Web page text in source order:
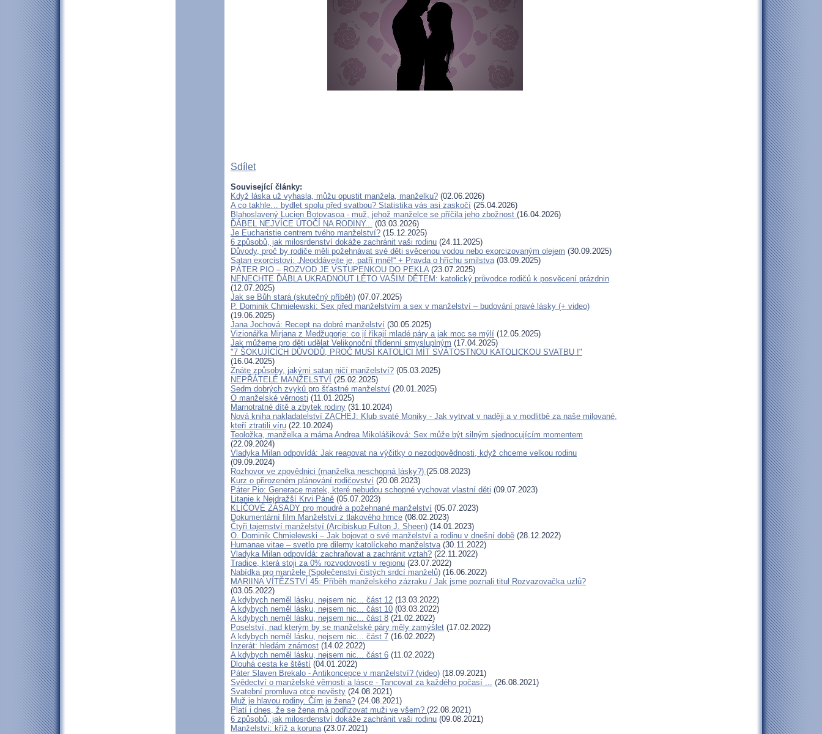
Sdílet
Související články:
Když láska už vyhasla, můžu opustit manžela, manželku? (02.06.2026)
A co takhle… bydlet spolu před svatbou? Statistika vás asi zaskočí (25.04.2026)
Blahoslavený Lucien Botovasoa - muž, jehož manželce se příčila jeho zbožnost (16.04.2026)
ĎÁBEL NEJVÍCE ÚTOČÍ NA RODINY... (03.03.2026)
Je Eucharistie centrem tvého manželství? (15.12.2025)
6 způsobů, jak milosrdenství dokáže zachránit vaši rodinu (24.11.2025)
Důvody, proč by rodiče měli požehnávat své děti svěcenou vodou nebo exorcizovaným olejem (30.09.2025)
Satan exorcistovi: „Neoddávejte je, patří mně!“ + Pravda o hříchu smilstva(03.09.2025)
PÁTER PIO – ROZVOD JE VSTUPENKOU DO PEKLA(23.07.2025)
NENECHTE ĎÁBLA UKRADNOUT LÉTO VAŠIM DĚTEM: katolický průvodce rodičů k posvěcení prázdnin
(12.07.2025)
Jak se Bůh stará (skutečný příběh) (07.07.2025)
P. Dominik Chmielewski: Sex před manželstvím a sex v manželství – budování pravé lásky (+ video)
(19.06.2025)
Jana Jochová: Recept na dobré manželství (30.05.2025)
Vizionářka Mirjana z Medžugorje: co jí říkají mladé páry a jak moc se mýlí (12.05.2025)
Jak můžeme pro děti udělat Velikonoční třídenní smysluplným (17.04.2025)
"7 ŠOKUJÍCÍCH DŮVODŮ, PROČ MUSÍ KATOLÍCI MÍT SVÁTOSTNOU KATOLICKOU SVATBU !"
(16.04.2025)
Znáte způsoby, jakými satan ničí manželství? (05.03.2025)
NEPŘÁTELÉ MANŽELSTVÍ (25.02.2025)
Sedm dobrých zvyků pro šťastné manželství (20.01.2025)
O manželské věrnosti (11.01.2025)
Marnotratné dítě a zbytek rodiny (31.10.2024)
Nová kniha nakladatelství ZACHEJ: Klub svaté Moniky - Jak vytrvat v naději a v modlitbě za naše milované,
kteří ztratili víru (22.10.2024)
Teoložka, manželka a máma Andrea Mikolášiková: Sex může být silným sjednocujícím momentem
(22.09.2024)
Vladyka Milan odpovídá: Jak reagovat na výčitky o nezodpovědnosti, když chceme velkou rodinu
(09.09.2024)
Rozhovor ve zpovědnici (manželka neschopná lásky?) (25.08.2023)
Kurz o přirozeném plánování rodičovství (20.08.2023)
Páter Pio: Generace matek, které nebudou schopné vychovat vlastní děti (09.07.2023)
Litanie k Nejdražší Krvi Páně (05.07.2023)
KLÍČOVÉ ZÁSADY pro moudré a požehnané manželství (05.07.2023)
Dokumentární film Manželství z tlakového hrnce (08.02.2023)
Čtyři tajemství manželství (Arcibiskup Fulton J. Sheen) (14.01.2023)
O. Dominik Chmielewski – Jak bojovat o své manželství a rodinu v dnešní době (28.12.2022)
Humanae vitae – svetlo pre dilemy katolíckeho manželstva(30.11.2022)
Vladyka Milan odpovídá: zachraňovat a zachránit vztah? (22.11.2022)
Tradice, která stoji za 0% rozvodovostí v regionu (23.07.2022)
Nabídka pro manžele (Společenství čistých srdcí manželů) (16.06.2022)
MARIINA VÍTĚZSTVÍ 45: Příběh manželského zázraku / Jak jsme poznali titul Rozvazovačka uzlů?
(03.05.2022)
A kdybych neměl lásku, nejsem nic... část 12 (13.03.2022)
A kdybych neměl lásku, nejsem nic... část 10 (03.03.2022)
A kdybych neměl lásku, nejsem nic... část 8 (21.02.2022)
Poselství, nad kterým by se manželské páry měly zamýšlet (17.02.2022)
A kdybych neměl lásku, nejsem nic... část 7 (16.02.2022)
Inzerát: hledám známost (14.02.2022)
A kdybych neměl lásku, nejsem nic... část 6 (11.02.2022)
Dlouhá cesta ke štěstí (04.01.2022)
Páter Slaven Brekalo - Antikoncepce v manželství? (video) (18.09.2021)
Svědectví o manželské věrnosti a lásce - Tancovat za každého počasí ... (26.08.2021)
Svatební promluva otce nevěsty (24.08.2021)
Muž je hlavou rodiny. Čím je žena? (24.08.2021)
Platí i dnes, že se žena má podřizovat muži ve všem? (22.08.2021)
6 způsobů, jak milosrdenství dokáže zachránit vaši rodinu (09.08.2021)
Manželství: kříž a koruna(23.07.2021)